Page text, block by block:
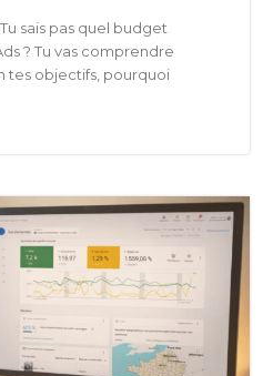
sais pas quel budget
? Tu vas comprendre
tes objectifs, pourquoi